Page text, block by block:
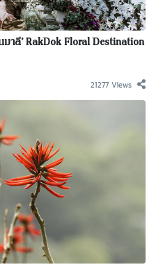
าลี’ RakDok Floral Destination
21277 Views